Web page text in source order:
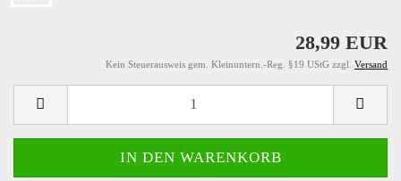
28,99 EUR
Kein Steuerausweis gem. Kleinuntern.-Reg. §19 UStG zzgl. Versand